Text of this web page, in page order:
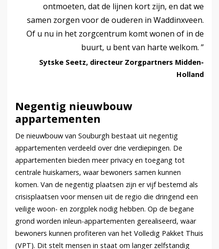
ontmoeten, dat de lijnen kort zijn, en dat we
samen zorgen voor de ouderen in Waddinxveen.
Of u nu in het zorgcentrum komt wonen of in de
buurt, u bent van harte welkom.
Sytske Seetz, directeur Zorgpartners Midden-
Holland
Negentig nieuwbouw
appartementen
De nieuwbouw van Souburgh bestaat uit negentig
appartementen verdeeld over drie verdiepingen. De
appartementen bieden meer privacy en toegang tot
centrale huiskamers, waar bewoners samen kunnen
komen. Van de negentig plaatsen zijn er vijf bestemd als
crisisplaatsen voor mensen uit de regio die dringend een
veilige woon- en zorgplek nodig hebben. Op de begane
grond worden inleun-appartementen gerealiseerd, waar
bewoners kunnen profiteren van het Volledig Pakket Thuis
(VPT). Dit stelt mensen in staat om langer zelfstandig